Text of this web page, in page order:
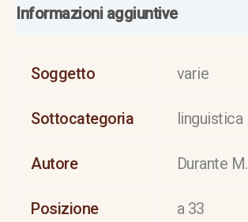
Informazioni aggiuntive
Soggetto varie
Sottocategoria linguistica
Autore Durante M.
Posizione a 33